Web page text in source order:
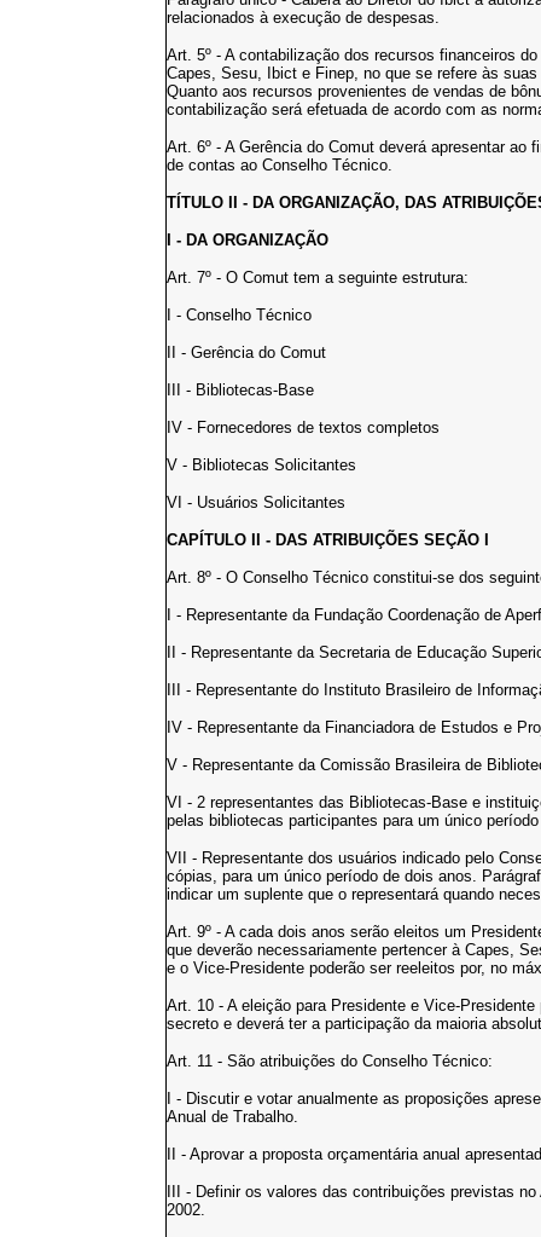
relacionados à execução de despesas.
Art. 5º - A contabilização dos recursos financeiros
Capes, Sesu, Ibict e Finep, no que se refere às
Quanto aos recursos provenientes de vendas de
contabilização será efetuada de acordo com as
Art. 6º - A Gerência do Comut deverá apresentar ao
de contas ao Conselho Técnico.
TÍTULO II - DA ORGANIZAÇÃO, DAS
I - DA ORGANIZAÇÃO
Art. 7º - O Comut tem a seguinte estrutura:
I - Conselho Técnico
II - Gerência do Comut
III - Bibliotecas-Base
IV - Fornecedores de textos completos
V - Bibliotecas Solicitantes
VI - Usuários Solicitantes
CAPÍTULO II - DAS ATRIBUIÇÕES SEÇÃO I
Art. 8º - O Conselho Técnico constitui-se dos
I - Representante da Fundação Coordenação de
II - Representante da Secretaria de Educação
III - Representante do Instituto Brasileiro de
IV - Representante da Financiadora de Estudos e
V - Representante da Comissão Brasileira de
VI - 2 representantes das Bibliotecas-Base e
pelas bibliotecas participantes para um único
VII - Representante dos usuários indicado pelo
cópias, para um único período de dois anos.
indicar um suplente que o representará quando
Art. 9º - A cada dois anos serão eleitos um
que deverão necessariamente pertencer à Capes,
e o Vice-Presidente poderão ser reeleitos por, no
Art. 10 - A eleição para Presidente e Vice-
secreto e deverá ter a participação da maioria
Art. 11 - São atribuições do Conselho Técnico:
I - Discutir e votar anualmente as proposições
Anual de Trabalho.
II - Aprovar a proposta orçamentária anual
III - Definir os valores das contribuições previstas
2002.